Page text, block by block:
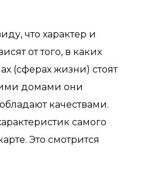
что характер и
от того, в каких
(сферах жизни) стоят
домами они
качествами.
самого
Это смотрится